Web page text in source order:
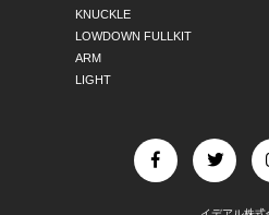
KNUCKLE
LOWDOWN FULLKIT
ARM
LIGHT